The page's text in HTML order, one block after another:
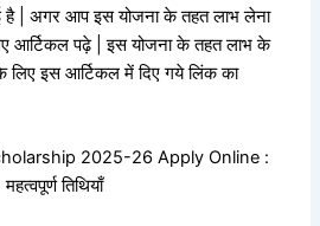
है | अगर आप इस योजना के तहत लाभ लेना
आर्टिकल पढ़े | इस योजना के तहत लाभ के
इस आर्टिकल में दिए गये लिंक का
2025-26 Apply Online :
महत्वपूर्ण तिथियाँ